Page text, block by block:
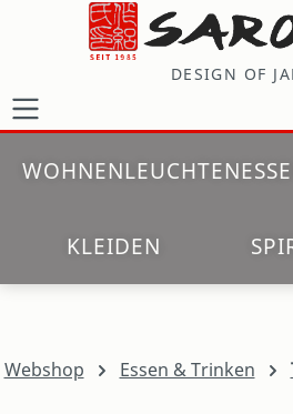
Zum Hauptinhalt springen
DESIGN OF
WOHNENLEUCHTEN
KLEIDEN
Webshop Essen & Trinken